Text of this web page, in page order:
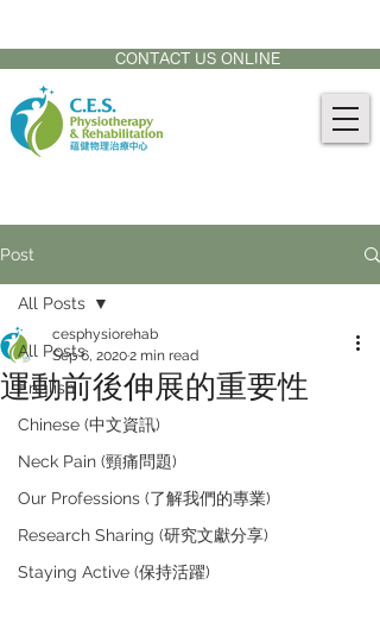
CONTACT US ONLINE
Post
All Posts
English
Chinese (中文資訊)
Neck Pain (頸痛問題)
Our Professions (了解我們的專業)
Research Sharing (研究文獻分享)
Staying Active (保持活躍)
All Posts
運動前後伸展的重要性
cesphysiorehab
Sep 6, 20202 min read